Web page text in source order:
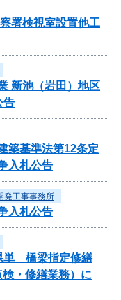
署検視室設置他工
新池（岩田）地区
告
築基準法第12条定
入札公告
発工事事務所
入札公告
単 橋梁指定修繕
検・修繕業務）に